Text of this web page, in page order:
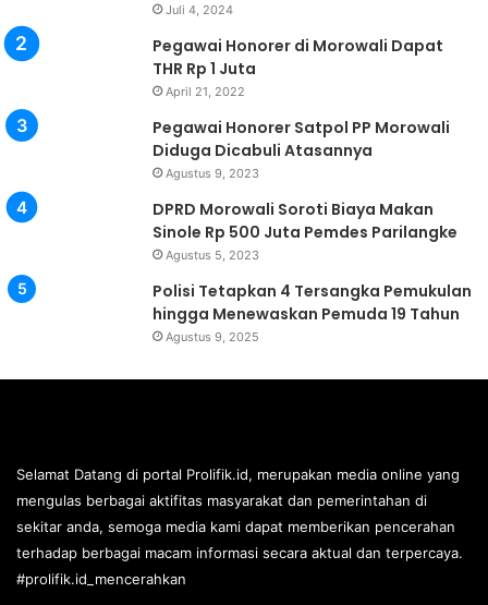
Juli 4, 2024
Pegawai Honorer di Morowali Dapat
THR Rp 1 Juta
April 21, 2022
Pegawai Honorer Satpol PP Morowali
Diduga Dicabuli Atasannya
Agustus 9, 2023
DPRD Morowali Soroti Biaya Makan
Sinole Rp 500 Juta Pemdes Parilangke
Agustus 5, 2023
Polisi Tetapkan 4 Tersangka Pemukulan
hingga Menewaskan Pemuda 19 Tahun
Agustus 9, 2025
Selamat Datang di portal Prolifik.id, merupakan media online yang
mengulas berbagai aktifitas masyarakat dan pemerintahan di
sekitar anda, semoga media kami dapat memberikan pencerahan
terhadap berbagai macam informasi secara aktual dan terpercaya.
#prolifik.id_mencerahkan